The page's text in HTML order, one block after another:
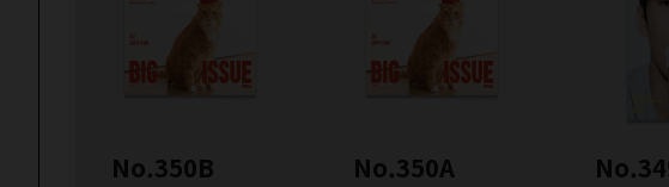
No.350B No.350A